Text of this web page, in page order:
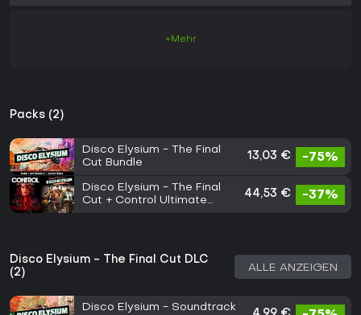
+Mehr
Packs (2)
Disco Elysium - The Final
Cut Bundle
13,03 € -75%
Disco Elysium - The Final
Cut + Control Ultimate
44,53 € -37%
Disco Elysium - The Final Cut DLC
(2)
ALLE ANZEIGEN
Disco Elysium - Soundtrack